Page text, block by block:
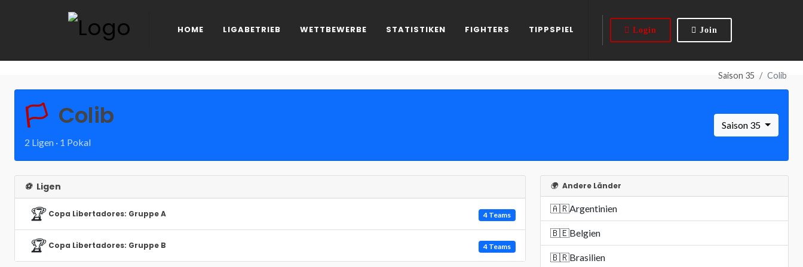
Login Join
HOME LIGABETRIEB WETTBEWERBE STATISTIKEN FIGHTERS TIPPSPIEL
Saison 35 Colib
🏳️ Colib
2 Ligen · 1 Pokal
Saison 35
⚽ Ligen
🏆 Copa Libertadores: Gruppe A 4 Teams
🏆 Copa Libertadores: Gruppe B 4 Teams
🌍 Andere Länder
🇦🇷Argentinien
🇧🇪Belgien
🇧🇷Brasilien